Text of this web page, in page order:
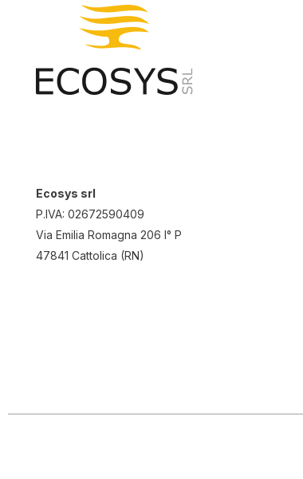
Ecosys srl
P.IVA: 02672590409
Via Emilia Romagna 206 I° P
47841 Cattolica (RN)